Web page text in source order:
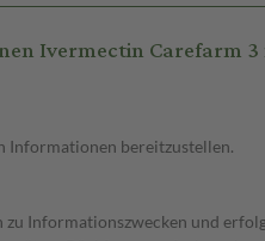
Ivermectin Carefarm
Informationen bereitzustellen.
Informationszwecken und